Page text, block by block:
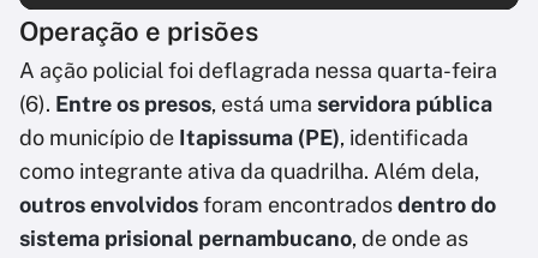
Operação e prisões
A ação policial foi deflagrada nessa quarta-feira
(6). Entre os presos, está uma servidora pública
do município de Itapissuma (PE), identificada
como integrante ativa da quadrilha. Além dela,
outros envolvidosforam encontradosdentro do
sistema prisional pernambucano, de onde as